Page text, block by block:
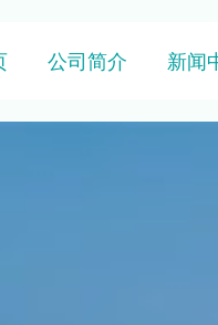
公司简介 新闻